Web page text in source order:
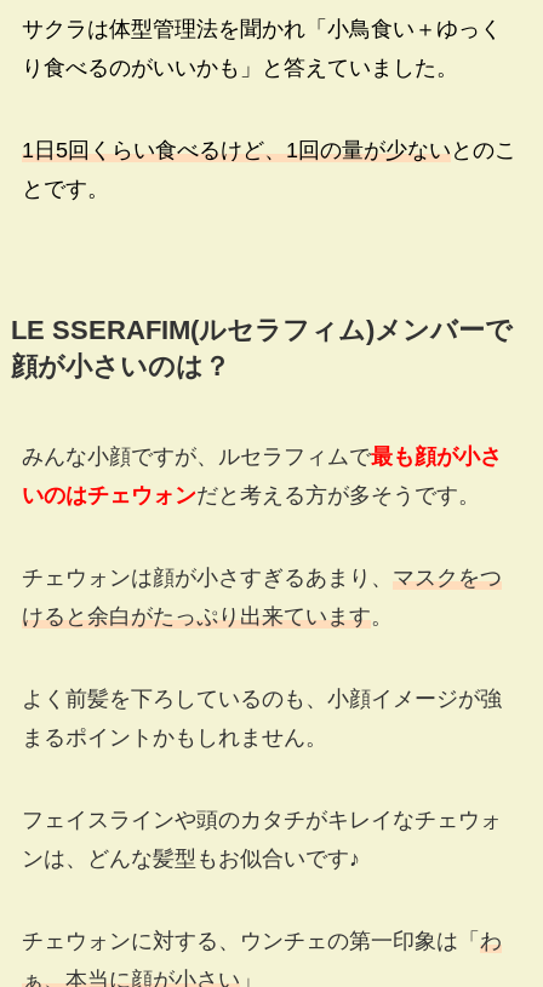
サクラは体型管理法を聞かれ「小鳥食い＋ゆっく
り食べるのがいいかも」と答えていました。
1日5回くらい食べるけど、1回の量が少ないとのこ
とです。
LE SSERAFIM(ルセラフィム)メンバーで
顔が小さいのは？
みんな小顔ですが、ルセラフィムで最も顔が小さ
いのはチェウォンだと考える方が多そうです。
チェウォンは顔が小さすぎるあまり、 マスクをつ
けると余白がたっぷり出来ています。
よく前髪を下ろしているのも、小顔イメージが強
まるポイントかもしれません。
フェイスラインや頭のカタチがキレイなチェウォ
ンは、どんな髪型もお似合いです♪
チェウォンに対する、ウンチェの第一印象は「 わ
ぁ、本当に顔が小さい」